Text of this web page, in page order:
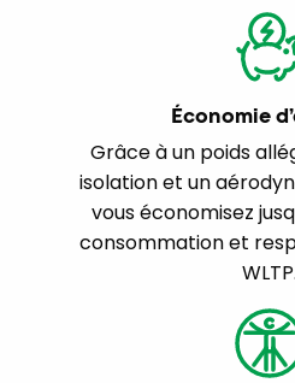
Économie
Grâce à un poids
isolation et un
vous économisez
consommation et
WLTP.